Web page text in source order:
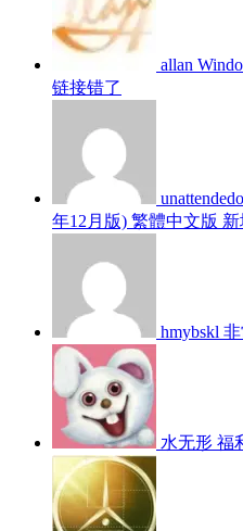
allan
链接错了
年12月版) 繁體中文版
hmybskl 非
水无形 福